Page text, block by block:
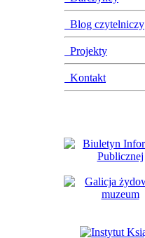
Blog czytelniczy
Projekty
Kontakt